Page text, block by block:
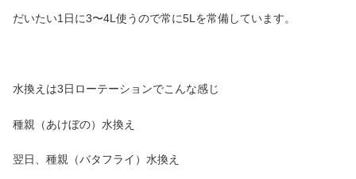
だいたい1日に3〜4L使うので常に5Lを常備しています。
水換えは3日ローテーションでこんな感じ
種親（あけぼの）水換え
翌日、種親（バタフライ）水換え